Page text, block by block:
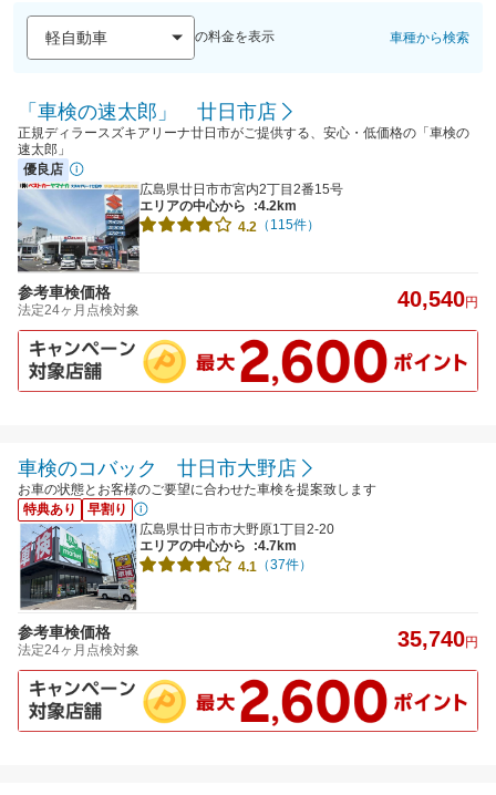
の料金を表示 車種から検索
「車検の速太郎」 廿日市店
正規ディラースズキアリーナ廿日市がご提供する、安心・低価格の「車検の
速太郎」
優良店
広島県廿日市市宮内2丁目2番15号
エリアの中心から
:4.2km
4.2 （115件）
参考車検価格
法定24ヶ月点検対象 40,540円
車検のコバック 廿日市大野店
お車の状態とお客様のご要望に合わせた車検を提案致します
特典あり
早割り
広島県廿日市市大野原1丁目2-20
エリアの中心から
:4.7km
4.1 （37件）
参考車検価格
法定24ヶ月点検対象 35,740円